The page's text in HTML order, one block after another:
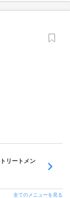
リートメン
全てのメニューを見る